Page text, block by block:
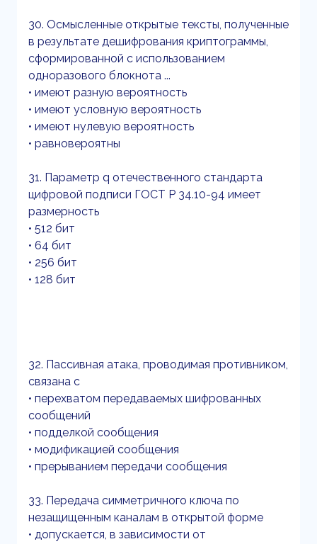
30. Осмысленные открытые тексты, полученные
в результате дешифрования криптограммы,
сформированной с использованием
одноразового блокнота ...
• имеют разную вероятность
• имеют условную вероятность
• имеют нулевую вероятность
• равновероятны
31. Параметр q отечественного стандарта
цифровой подписи ГОСТ Р 34.10-94 имеет
размерность
• 512 бит
• 64 бит
• 256 бит
• 128 бит
32. Пассивная атака, проводимая противником,
связана с
• перехватом передаваемых шифрованных
сообщений
• подделкой сообщения
• модификацией сообщения
• прерыванием передачи сообщения
33. Передача симметричного ключа по
незащищенным каналам в открытой форме
• допускается, в зависимости от